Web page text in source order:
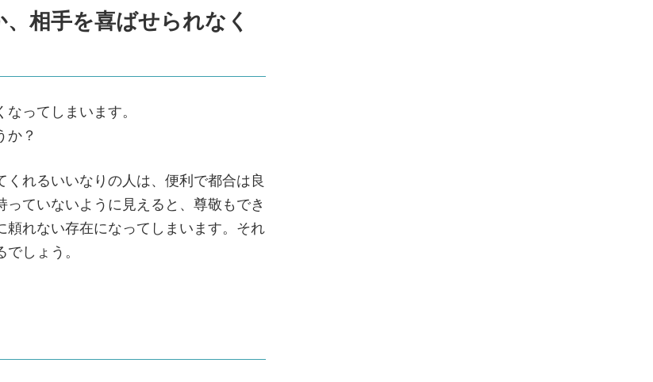
相手を喜ばせられなく
ってしまいます。
か？
れるいいなりの人は、便利で都合は良
ていないように見えると、尊敬もでき
れない存在になってしまいます。それ
しょう。